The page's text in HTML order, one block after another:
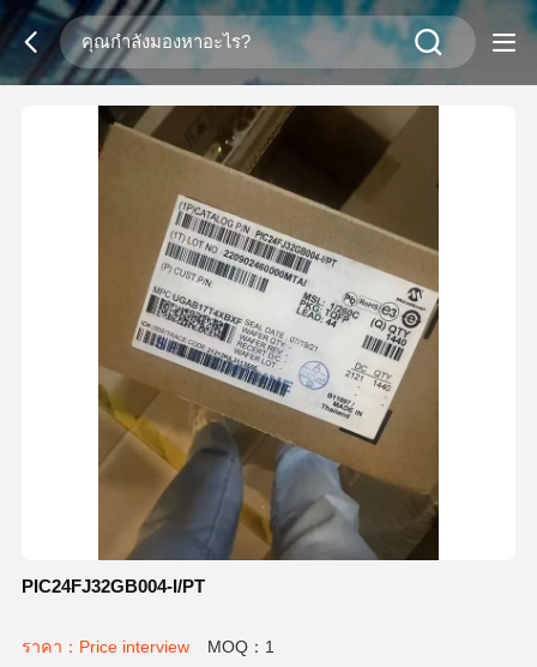
PIC24FJ32GB004-I/PT
ราคา：Price interview MOQ：1